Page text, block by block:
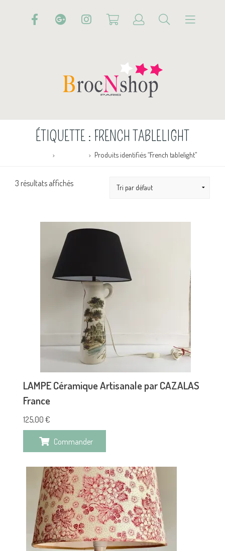
ÉTIQUETTE : FRENCH TABLELIGHT
Produits identifiés “French tablelight”
3 résultats affichés
LAMPE Céramique Artisanale par CAZALAS
France
125,00 €
Commander